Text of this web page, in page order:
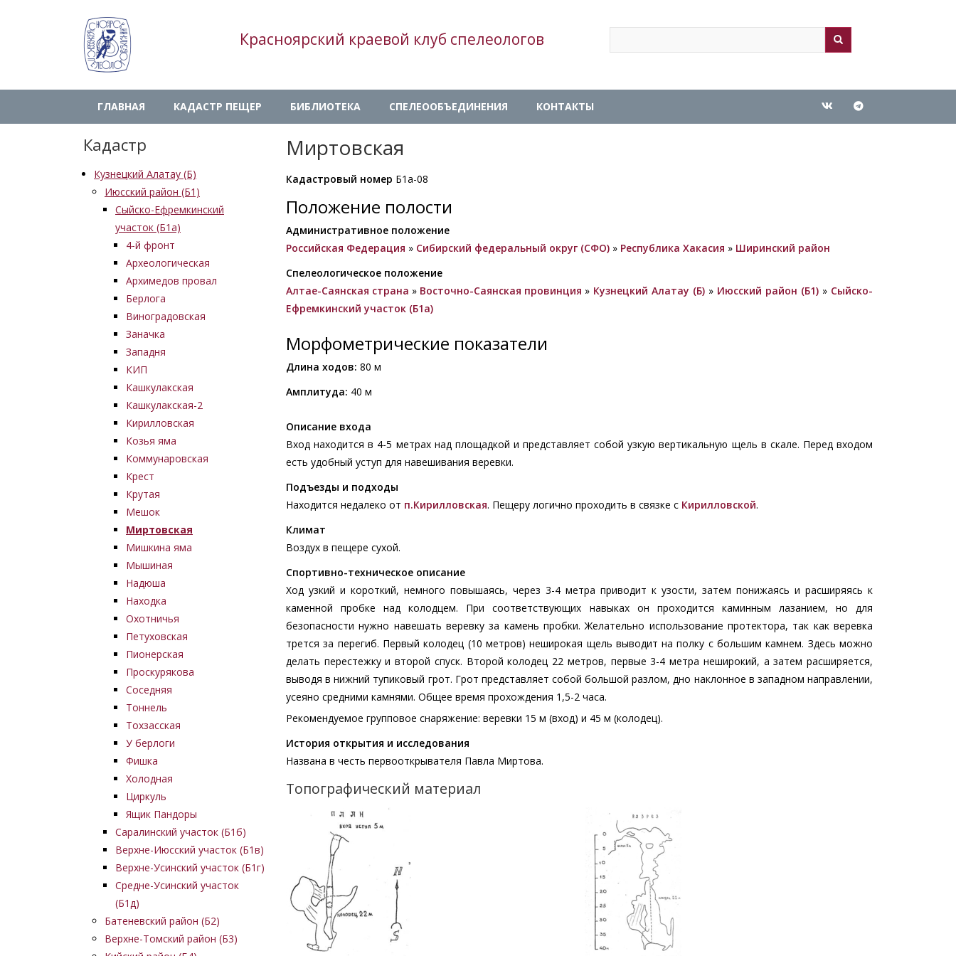
Красноярский краевой клуб спелеологов Search
Main
navigation
ГЛАВНАЯ КАДАСТР ПЕЩЕР БИБЛИОТЕКА СПЕЛЕООБЪЕДИНЕНИЯ КОНТАКТЫ
Кадастр
Кузнецкий Алатау (Б)
Июсский район (Б1)
Сыйско-Ефремкинский
участок (Б1а)
4-й фронт
Археологическая
Архимедов провал
Берлога
Виноградовская
Заначка
Западня
КИП
Кашкулакская
Кашкулакская-2
Кирилловская
Козья яма
Коммунаровская
Крест
Крутая
Мешок
Миртовская
Мишкина яма
Мышиная
Надюша
Находка
Охотничья
Петуховская
Пионерская
Проскурякова
Соседняя
Тоннель
Тохзасская
У берлоги
Фишка
Холодная
Циркуль
Ящик Пандоры
Саралинский участок (Б1б)
Верхне-Июсский участок (Б1в)
Верхне-Усинский участок (Б1г)
Средне-Усинский участок
(Б1д)
Батеневский район (Б2)
Верхне-Томский район (Б3)
Миртовская
Кадастровый номер Б1а-08
Положение полости
Административное положение
Российская Федерация » Сибирский федеральный округ (СФО) » Республика Хакасия » Ширинский район
Спелеологическое положение
Алтае-Саянская страна » Восточно-Саянская провинция » Кузнецкий Алатау (Б) » Июсский район (Б1) » Сыйско-
Ефремкинский участок (Б1а)
Морфометрические показатели
Длина ходов: 80 м
Амплитуда: 40 м
Описание входа
Вход находится в 4-5 метрах над площадкой и представляет собой узкую вертикальную щель в скале. Перед входом
есть удобный уступ для навешивания веревки.
Подъезды и подходы
Находится недалеко от п.Кирилловская. Пещеру логично проходить в связке с Кирилловской.
Климат
Воздух в пещере сухой.
Спортивно-техническое описание
Ход узкий и короткий, немного повышаясь, через 3-4 метра приводит к узости, затем понижаясь и расширяясь к
каменной пробке над колодцем. При соответствующих навыках он проходится каминным лазанием, но для
безопасности нужно навешать веревку за камень пробки. Желательно использование протектора, так как веревка
трется за перегиб. Первый колодец (10 метров) неширокая щель выводит на полку с большим камнем. Здесь можно
делать перестежку и второй спуск. Второй колодец 22 метров, первые 3-4 метра неширокий, а затем расширяется,
выводя в нижний тупиковый грот. Грот представляет собой большой разлом, дно наклонное в западном направлении,
усеяно средними камнями. Общее время прохождения 1,5-2 часа.
Рекомендуемое групповое снаряжение: веревки 15 м (вход) и 45 м (колодец).
История открытия и исследования
Названа в честь первооткрывателя Павла Миртова.
Топографический материал
Изображение Изображение